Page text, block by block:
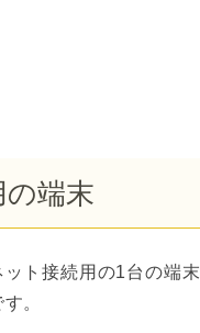
端末
ト接続用の1台の端
。